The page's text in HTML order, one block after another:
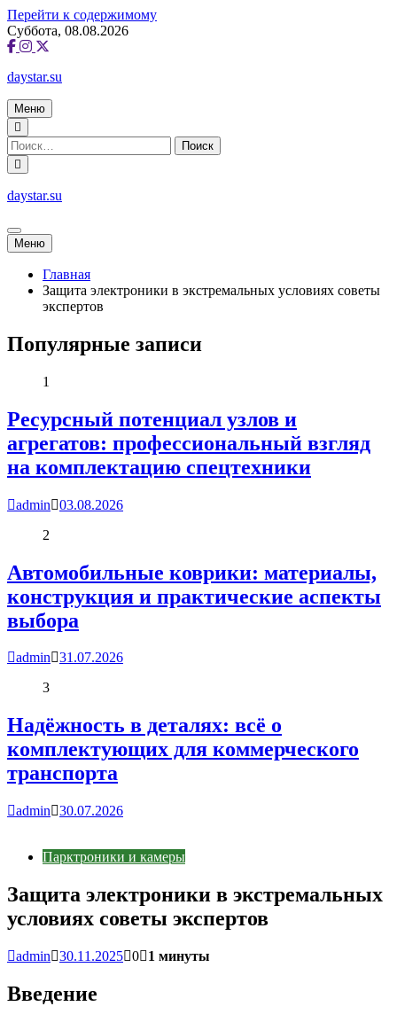
Перейти к содержимому
Суббота, 08.08.2026
daystar.su
Меню
daystar.su
Меню
Главная
Защита электроники в экстремальных условиях советы
экспертов
Популярные записи
1
Ресурсный потенциал узлов и
агрегатов: профессиональный взгляд
на комплектацию спецтехники
admin
03.08.2026
2
Автомобильные коврики: материалы,
конструкция и практические аспекты
выбора
admin 31.07.2026
3
Надёжность в деталях: всё о
комплектующих для коммерческого
транспорта
admin 30.07.2026
Парктроники и камеры
Защита электроники в экстремальных
условиях советы экспертов
admin 30.11.2025 0 1 минуты
Введение